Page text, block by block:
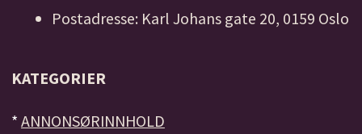
Postadresse: Karl Johans gate 20, 0159 Oslo
KATEGORIER
* ANNONSØRINNHOLD